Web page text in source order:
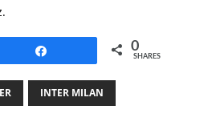
0
SHARES
INTER MILAN